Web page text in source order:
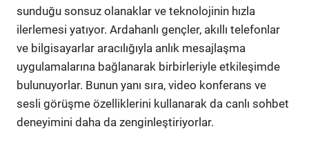
sunduğu sonsuz olanaklar ve teknolojinin hızla
ilerlemesi yatıyor. Ardahanlı gençler, akıllı telefonlar
ve bilgisayarlar aracılığıyla anlık mesajlaşma
uygulamalarına bağlanarak birbirleriyle etkileşimde
bulunuyorlar. Bunun yanı sıra, video konferans ve
sesli görüşme özelliklerini kullanarak da canlı sohbet
deneyimini daha da zenginleştiriyorlar.